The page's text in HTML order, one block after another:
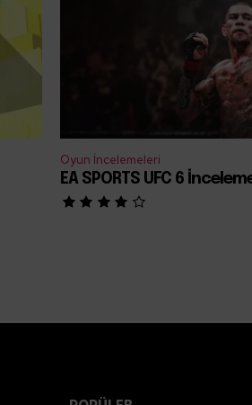
Oyun İncelemeleri
EA SPORTS UFC 6